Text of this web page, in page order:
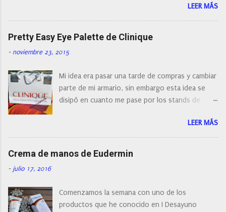
o
con diferentes características, a pilas, a batería,
cepillos de rotación o de oscilación... y
naturalmente de todos los precios. Existe en la
actualidad tal variedad, que antes de hacer la
compra debemos de hacernos unas preguntas:
post os voy a dar mi opinión de porque elegí mi
cepillo facial de Clinique
LEER MÁS
Pretty Easy Eye Palette de Clinique
- noviembre 23, 2015
Mi idea era pasar una tarde de compras y cambiar
parte de mi armario, sin embargo esta idea se
disipó en cuanto me pase por los stands de
resistirse a esta paleta de colores de Clinique.
LEER MÁS
Crema de manos de Eudermin
- julio 17, 2016
Comenzamos la semana con uno de los
productos que he conocido en I Desayuno